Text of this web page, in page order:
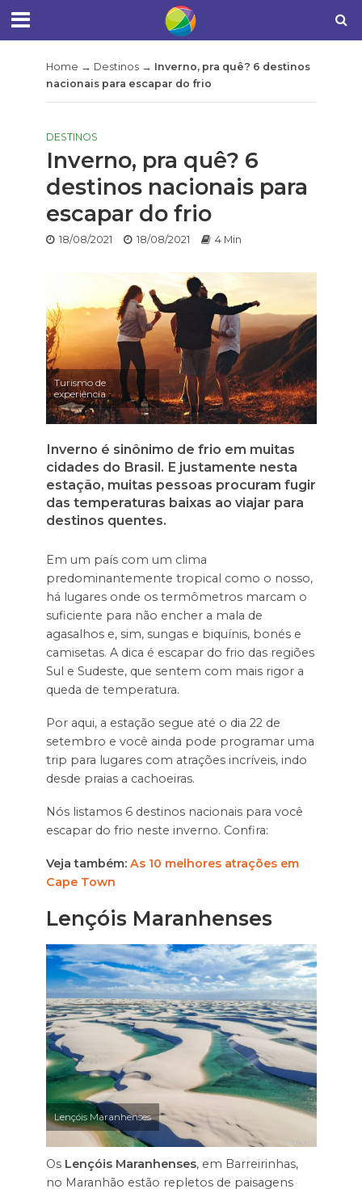
Home → Destinos→ Inverno, pra quê? 6 destinos
nacionais para escapar do frio
DESTINOS
Inverno, pra quê? 6
destinos nacionais para
escapar do frio
18/08/2021 18/08/2021 4 Min
Turismo de
experiência
Inverno é sinônimo de frio em muitas
cidades do Brasil. E justamente nesta
estação, muitas pessoas procuram fugir
das temperaturas baixas ao viajar para
destinos quentes.
Em um país com um clima
predominantemente tropical como o nosso,
há lugares onde os termômetros marcam o
suficiente para não encher a mala de
agasalhos e, sim, sungas e biquínis, bonés e
camisetas. A dica é escapar do frio das regiões
Sul e Sudeste, que sentem com mais rigor a
queda de temperatura.
Por aqui, a estação segue até o dia 22 de
setembro e você ainda pode programar uma
trip para lugares com atrações incríveis, indo
desde praias a cachoeiras.
Nós listamos 6 destinos nacionais para você
escapar do frio neste inverno. Confira:
Veja também: As 10 melhores atrações em
Cape Town
Lençóis Maranhenses
Lençóis Maranhenses
Os Lençóis Maranhenses, em Barreirinhas,
no Maranhão estão repletos de paisagens